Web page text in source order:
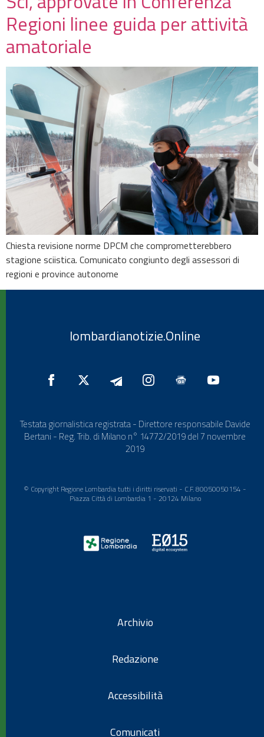
Regioni linee guida per attività
amatoriale
Chiesta revisione norme DPCM che comprometterebbero
stagione sciistica. Comunicato congiunto degli assessori di
regioni e province autonome
lombardianotizie.Online
Testata giornalistica registrata - Direttore responsabile Davide
Bertani - Reg. Trib. di Milano n° 14772/2019 del 7 novembre
2019
© Copyright Regione Lombardia tutti i diritti riservati - C.F. 80050050154 -
Piazza Città di Lombardia 1 - 20124 Milano
Archivio
Redazione
Accessibilità
Comunicati